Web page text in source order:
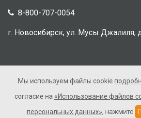
8-800-707-0054
г. Новосибирск, ул. Мусы Джалиля,
2005-2026 © Полиуретан. Все
является публичной
Мы используем файлы cookie
согласие на «Использование файлов
персональных данных», нажмите